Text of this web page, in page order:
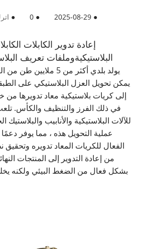
●
2025-08-29
●
0
●
إعادة تدوير الكابلات
البلاستيكيةوملفات تعريف
يولد بلدي أكثر من 5
يمكن تحويل العزل البلاستيكي على
إلى كريات بلاستيكية معاد تدويرها
للآلات البلاستيكية والأنابيب
عملية التحويل هذه ، مما يوفر دعمًا
الفعال للكريات المعاد تدويره
من إعادة التدوير إلى المنتجات
بشكل فعال من الضغط البيئي ولكنه